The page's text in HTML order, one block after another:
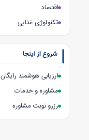
اقتصاد
تکنولوژی غذایی
شروع از اینجا
ارزیابی هوشمند رایگان
مشاوره و خدمات
رزرو نوبت مشاوره